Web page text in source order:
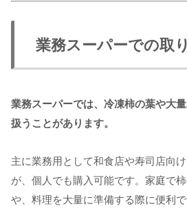
業務スーパーでの取
業務スーパーでは、冷凍柿の葉や大
扱うことがあります。
主に業務用として和食店や寿司店向
が、個人でも購入可能です。家庭で
や、料理を大量に準備する際に便利で